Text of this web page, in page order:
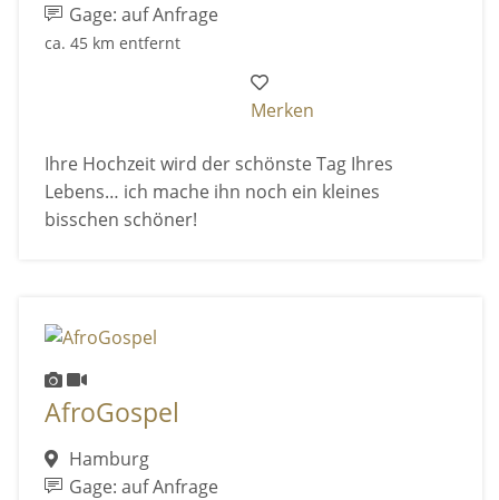
Gage: auf Anfrage
ca. 45 km entfernt
Merken
Ihre Hochzeit wird der schönste Tag Ihres
Lebens… ich mache ihn noch ein kleines
bisschen schöner!
AfroGospel
Hamburg
Gage: auf Anfrage